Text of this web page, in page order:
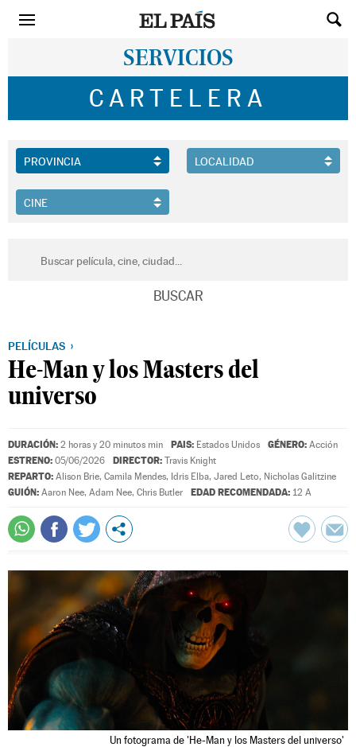
SERVICIOS
CARTELERA
PELÍCULAS
He-Man y los Masters del
universo
DURACIÓN: 2 horas y 20 minutos min PAIS: Estados Unidos GÉNERO: Acción
ESTRENO: 05/06/2026 DIRECTOR: Travis Knight
REPARTO: Alison Brie, Camila Mendes, Idris Elba, Jared Leto, Nicholas Galitzine
GUIÓN: Aaron Nee, Adam Nee, Chris Butler EDAD RECOMENDADA: 12 A
Un fotograma de 'He-Man y los Masters del universo'